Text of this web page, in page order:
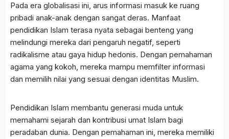
Pada era globalisasi ini, arus informasi masuk ke ruang
pribadi anak-anak dengan sangat deras. Manfaat
pendidikan Islam terasa nyata sebagai benteng yang
melindungi mereka dari pengaruh negatif, seperti
radikalisme atau gaya hidup hedonis. Dengan pemahaman
agama yang kokoh, mereka mampu memfilter informasi
dan memilih nilai yang sesuai dengan identitas Muslim.
Pendidikan Islam membantu generasi muda untuk
memahami sejarah dan kontribusi umat Islam bagi
peradaban dunia. Dengan pemahaman ini, mereka memiliki